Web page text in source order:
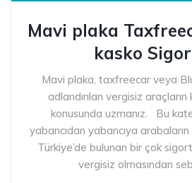
Mavi plaka
kasko
Mavi plaka, taxfreecar veya
adlandırılan vergisiz
konusunda uzmanız. Bu
yabancıdan yabancıya
Türkiye’de bulunan bir çok
vergisiz olmasından